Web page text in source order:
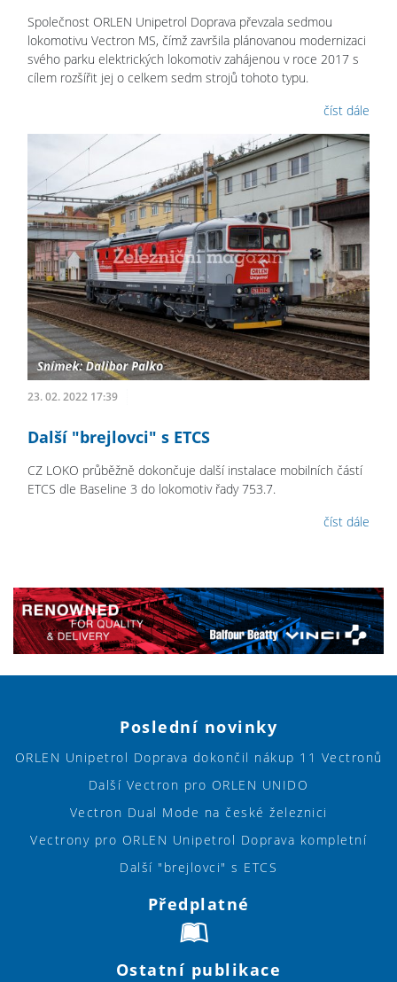
Společnost ORLEN Unipetrol Doprava převzala sedmou
lokomotivu Vectron MS, čímž završila plánovanou modernizaci
svého parku elektrických lokomotiv zahájenou v roce 2017 s
cílem rozšířit jej o celkem sedm strojů tohoto typu.
číst dále
23. 02. 2022 17:39
Další "brejlovci" s ETCS
CZ LOKO průběžně dokončuje další instalace mobilních částí
ETCS dle Baseline 3 do lokomotiv řady 753.7.
číst dále
Poslední novinky
ORLEN Unipetrol Doprava dokončil nákup 11 Vectronů
Další Vectron pro ORLEN UNIDO
Vectron Dual Mode na české železnici
Vectrony pro ORLEN Unipetrol Doprava kompletní
Další "brejlovci" s ETCS
Předplatné
Ostatní publikace